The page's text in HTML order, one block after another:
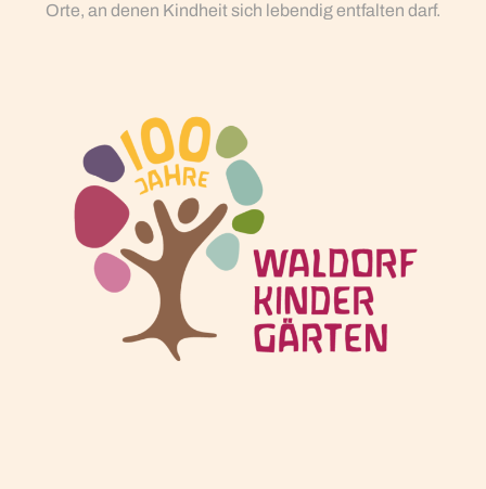
Orte, an denen Kindheit sich lebendig entfalten darf.